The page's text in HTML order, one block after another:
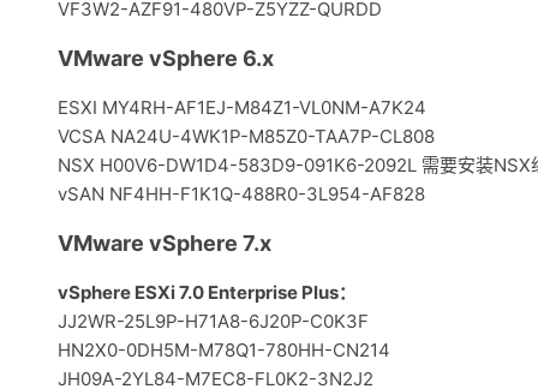
VF3W2-AZF91-480VP-Z5YZZ-QURDD
VMware vSphere 6.x
ESXI MY4RH-AF1EJ-M84Z1-VL0NM-A7K24
VCSA NA24U-4WK1P-M85Z0-TAA7P-CL808
NSX H00V6-DW1D4-583D9-091K6-2092L 需要安装NSX
vSAN NF4HH-F1K1Q-488R0-3L954-AF828
VMware vSphere 7.x
vSphere ESXi 7.0 Enterprise Plus：
JJ2WR-25L9P-H71A8-6J20P-C0K3F
HN2X0-0DH5M-M78Q1-780HH-CN214
JH09A-2YL84-M7EC8-FL0K2-3N2J2